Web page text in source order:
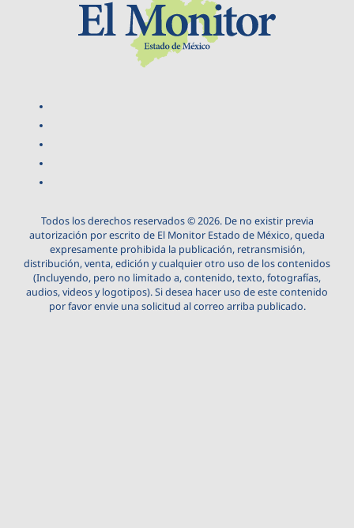
Todos los derechos reservados © 2026. De no existir previa
autorización por escrito de El Monitor Estado de México, queda
expresamente prohibida la publicación, retransmisión,
distribución, venta, edición y cualquier otro uso de los contenidos
(Incluyendo, pero no limitado a, contenido, texto, fotografías,
audios, videos y logotipos). Si desea hacer uso de este contenido
por favor envie una solicitud al correo arriba publicado.